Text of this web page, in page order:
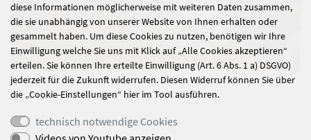
diese Informationen möglicherweise mit weiteren Daten zusammen,
die sie unabhängig von unserer Website von Ihnen erhalten oder
gesammelt haben. Um diese Cookies zu nutzen, benötigen wir Ihre
Einwilligung welche Sie uns mit Klick auf „Alle Cookies akzeptieren“
erteilen. Sie können Ihre erteilte Einwilligung (Art. 6 Abs. 1 a) DSGVO)
jederzeit für die Zukunft widerrufen. Diesen Widerruf können Sie über
die „Cookie-Einstellungen“ hier im Tool ausführen.
technisch notwendige Cookies